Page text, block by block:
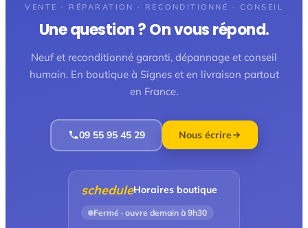
VENTE · RÉPARATION · RECONDITIONNÉ · CONSEIL
Une question ? On vous répond.
Neuf et reconditionné garanti, dépannage et conseil
humain. En boutique à Signes et en livraison partout
en France.
09 55 95 45 29 Nous écrire
scheduleHoraires boutique
Fermé · ouvre demain à 9h30